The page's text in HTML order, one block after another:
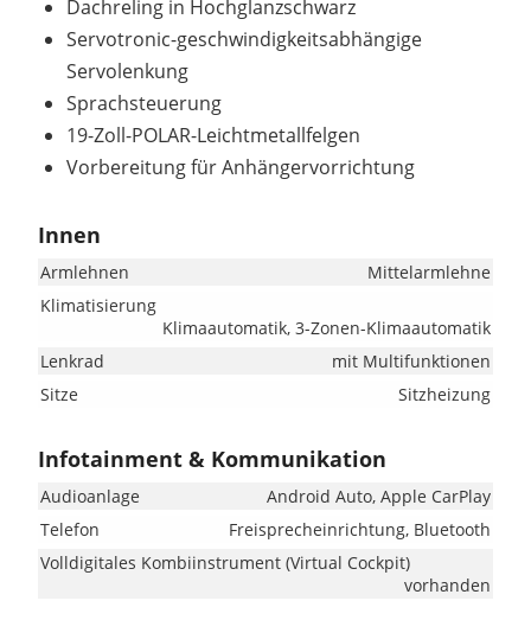
Dachreling in Hochglanzschwarz
Servotronic-geschwindigkeitsabhängige
Servolenkung
Sprachsteuerung
19-Zoll-POLAR-Leichtmetallfelgen
Vorbereitung für Anhängervorrichtung
Innen
Armlehnen
Mittelarmlehne
Klimatisierung
Klimaautomatik, 3-Zonen-Klimaautomatik
Lenkrad
mit Multifunktionen
Sitze
Sitzheizung
Infotainment & Kommunikation
Audioanlage
Android Auto, Apple CarPlay
Telefon
Freisprecheinrichtung, Bluetooth
Volldigitales Kombiinstrument (Virtual Cockpit)
vorhanden